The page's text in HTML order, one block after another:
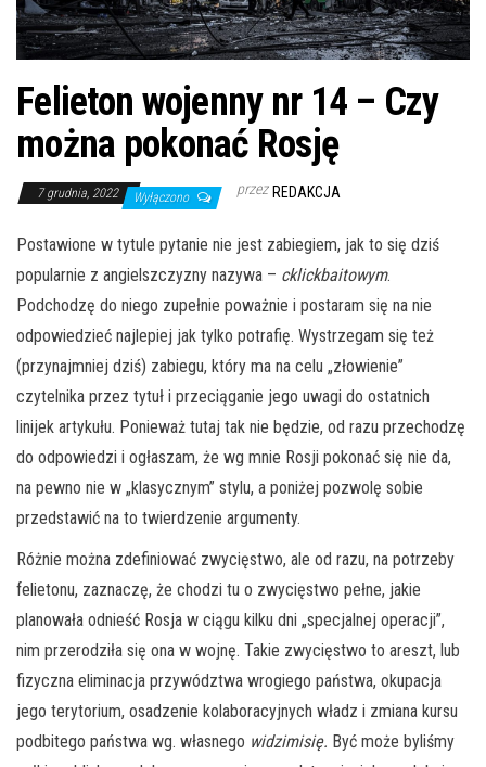
Felieton wojenny nr 14 – Czy
można pokonać Rosję
7 grudnia, 2022 Wyłączono przez REDAKCJA
Postawione w tytule pytanie nie jest zabiegiem, jak to się dziś
popularnie z angielszczyzny nazywa – cklickbaitowym.
Podchodzę do niego zupełnie poważnie i postaram się na nie
odpowiedzieć najlepiej jak tylko potrafię. Wystrzegam się też
(przynajmniej dziś) zabiegu, który ma na celu „złowienie”
czytelnika przez tytuł i przeciąganie jego uwagi do ostatnich
linijek artykułu. Ponieważ tutaj tak nie będzie, od razu przechodzę
do odpowiedzi i ogłaszam, że wg mnie Rosji pokonać się nie da,
na pewno nie w „klasycznym” stylu, a poniżej pozwolę sobie
przedstawić na to twierdzenie argumenty.
Różnie można zdefiniować zwycięstwo, ale od razu, na potrzeby
felietonu, zaznaczę, że chodzi tu o zwycięstwo pełne, jakie
planowała odnieść Rosja w ciągu kilku dni „specjalnej operacji”,
nim przerodziła się ona w wojnę. Takie zwycięstwo to areszt, lub
fizyczna eliminacja przywództwa wrogiego państwa, okupacja
jego terytorium, osadzenie kolaboracyjnych władz i zmiana kursu
podbitego państwa wg. własnego widzimisię. Być może byliśmy